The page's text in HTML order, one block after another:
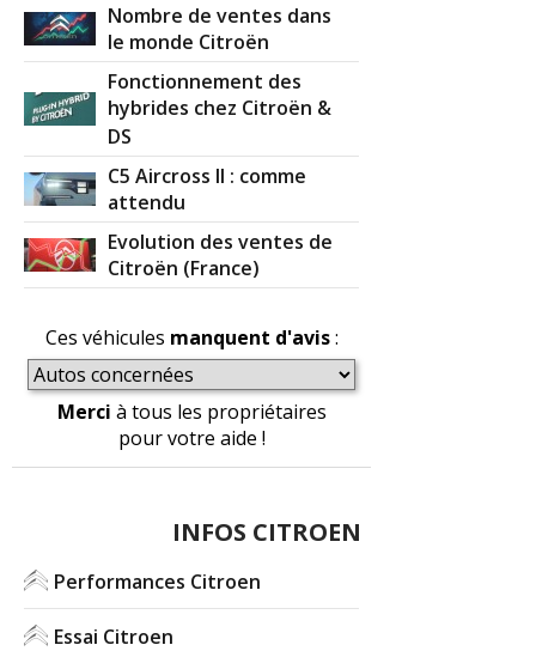
Nombre de ventes dans
le monde Citroën
Fonctionnement des
hybrides chez Citroën &
DS
C5 Aircross II : comme
attendu
Evolution des ventes de
Citroën (France)
Ces véhicules manquent d'avis:
Merci à tous les propriétaires
pour votre aide !
INFOS CITROEN
Performances Citroen
Essai Citroen